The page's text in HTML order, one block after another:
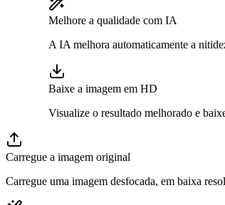
Melhore a qualidade com IA
A IA melhora automaticamente a
Baixe a imagem em HD
Visualize o resultado melhorado e
Carregue a imagem original
Carregue uma imagem desfocada, em baixa